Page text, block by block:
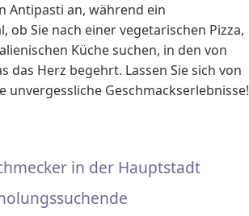
Antipasti an, während ein
Sie nach einer vegetarischen Pizza,
Küche suchen, in den von
das Herz begehrt. Lassen Sie sich von
Geschmackserlebnisse!
in der Hauptstadt